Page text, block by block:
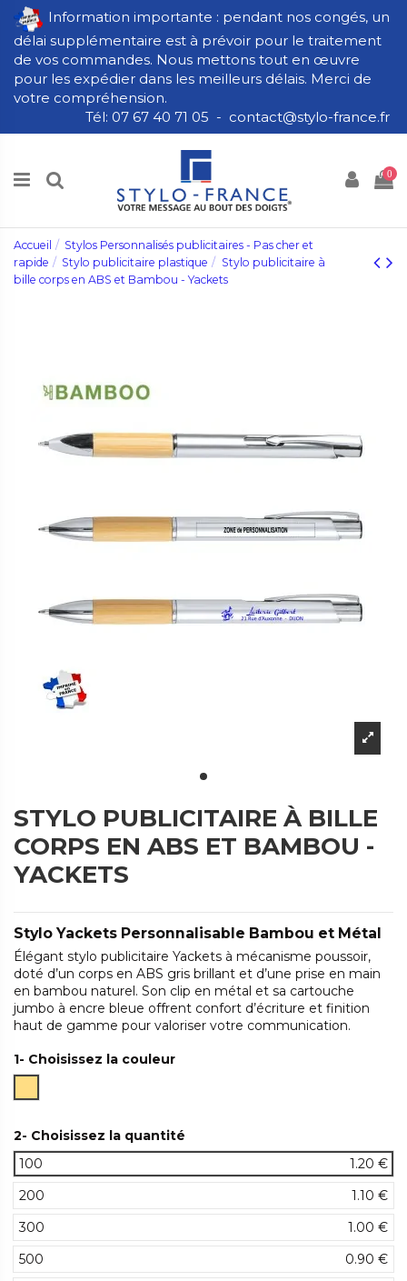
Information importante : pendant nos congés, un
délai supplémentaire est à prévoir pour le traitement
de vos commandes. Nous mettons tout en œuvre
pour les expédier dans les meilleurs délais. Merci de
votre compréhension.
Tél: 07 67 40 71 05 - contact@stylo-france.fr
0
Accueil
Stylos Personnalisés publicitaires - Pas cher et
rapide
Stylo publicitaire plastique
Stylo publicitaire à
bille corps en ABS et Bambou - Yackets
STYLO PUBLICITAIRE À BILLE
CORPS EN ABS ET BAMBOU -
YACKETS
Stylo Yackets Personnalisable Bambou et Métal
Élégant stylo publicitaire Yackets à mécanisme poussoir,
doté d’un corps en ABS gris brillant et d’une prise en main
en bambou naturel. Son clip en métal et sa cartouche
jumbo à encre bleue offrent confort d’écriture et finition
haut de gamme pour valoriser votre communication.
1- Choisissez la couleur
2- Choisissez la quantité
100
1.20 €
200
1.10 €
300
1.00 €
500
0.90 €